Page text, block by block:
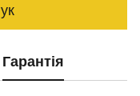
Гарантія